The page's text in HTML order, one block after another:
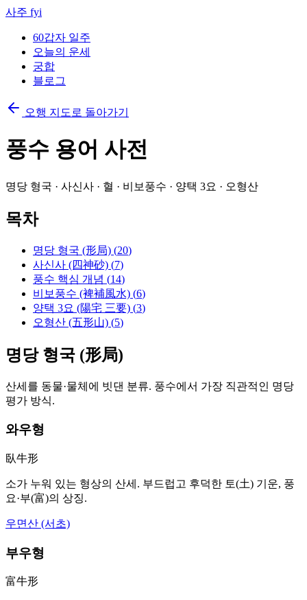
사주 fyi
60갑자 일주
오늘의 운세
궁합
블로그
오행 지도로 돌아가기
풍수 용어 사전
명당 형국 · 사신사 · 혈 · 비보풍수 · 양택 3요 · 오형산
목차
명당 형국 (形局) (20)
사신사 (四神砂) (7)
풍수 핵심 개념 (14)
비보풍수 (裨補風水) (6)
양택 3요 (陽宅 三要) (3)
오형산 (五形山) (5)
명당 형국 (形局)
산세를 동물·물체에 빗댄 분류. 풍수에서 가장 직관적인 명당
평가 방식.
와우형
臥牛形
소가 누워 있는 형상의 산세. 부드럽고 후덕한 토(土) 기운, 풍
요·부(富)의 상징.
우면산 (서초)
부우형
富牛形